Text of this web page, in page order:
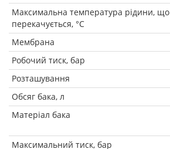
Максимальна температура рідини, що
перекачується, °C
Мембрана
Робочий тиск, бар
Розташування
Обсяг бака, л
Матеріал бака
Максимальний тиск, бар